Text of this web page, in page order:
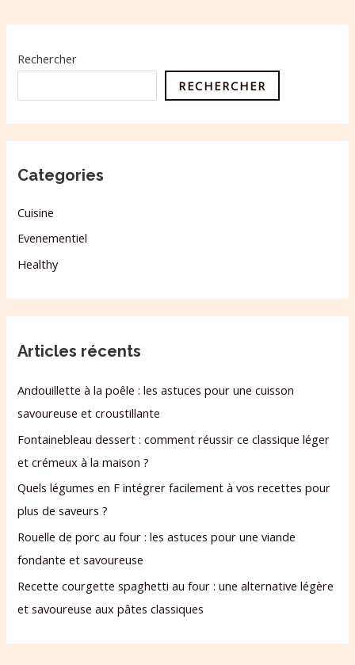
Rechercher
RECHERCHER
Categories
Cuisine
Evenementiel
Healthy
Articles récents
Andouillette à la poêle : les astuces pour une cuisson
savoureuse et croustillante
Fontainebleau dessert : comment réussir ce classique léger
et crémeux à la maison ?
Quels légumes en F intégrer facilement à vos recettes pour
plus de saveurs ?
Rouelle de porc au four : les astuces pour une viande
fondante et savoureuse
Recette courgette spaghetti au four : une alternative légère
et savoureuse aux pâtes classiques